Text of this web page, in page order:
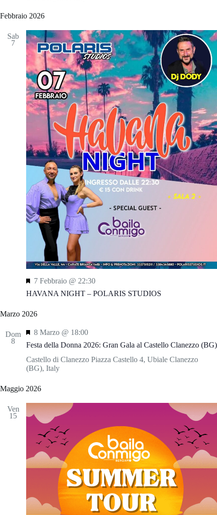
t
i
Febbraio 2026
Sab
7
HAVANA NIGHT – POLARIS STUDIOS
S
e
g
a
a
i
7 Febbraio @ 22:30
Marzo 2026
Dom
8
Festa della Donna 2026: Gran Gala al Castello Clanezzo (BG)
S
g
n
a
a
t
i
8 Marzo @ 18:00
Castello di Clanezzo Piazza Castello 4, Ubiale Clanezzo
(BG), Italy
Maggio 2026
Ven
15